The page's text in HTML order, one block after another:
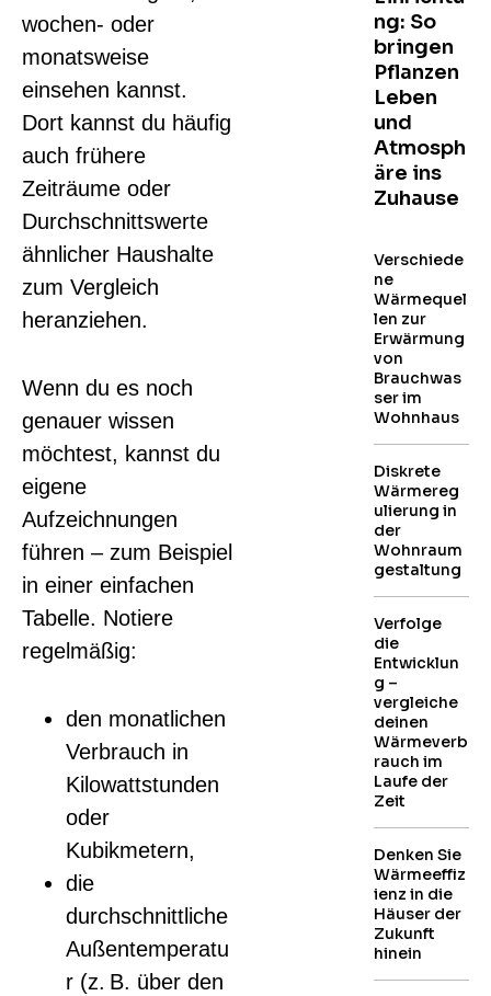
wochen- oder
monatsweise
einsehen kannst.
Dort kannst du häufig
auch frühere
Zeiträume oder
Durchschnittswerte
ähnlicher Haushalte
zum Vergleich
heranziehen.
Wenn du es noch
genauer wissen
möchtest, kannst du
eigene
Aufzeichnungen
führen – zum Beispiel
in einer einfachen
Tabelle. Notiere
regelmäßig:
den monatlichen
Verbrauch in
Kilowattstunden
oder
Kubikmetern,
die
durchschnittliche
Außentemperatu
r (z. B. über den
ng: So
bringen
Pflanzen
Leben
und
Atmosph
äre ins
Zuhause
Verschiede
ne
Wärmequel
len zur
Erwärmung
von
Brauchwas
ser im
Wohnhaus
Diskrete
Wärmereg
ulierung in
der
Wohnraum
gestaltung
Verfolge
die
Entwicklun
g –
vergleiche
deinen
Wärmeverb
rauch im
Laufe der
Zeit
Denken Sie
Wärmeeffiz
ienz in die
Häuser der
Zukunft
hinein